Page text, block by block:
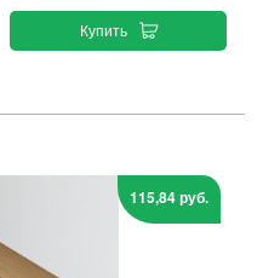
Купить
115,84 руб.